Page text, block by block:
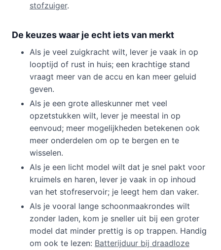
stofzuiger.
De keuzes waar je echt iets van merkt
Als je veel zuigkracht wilt, lever je vaak in op
looptijd of rust in huis; een krachtige stand
vraagt meer van de accu en kan meer geluid
geven.
Als je een grote alleskunner met veel
opzetstukken wilt, lever je meestal in op
eenvoud; meer mogelijkheden betekenen ook
meer onderdelen om op te bergen en te
wisselen.
Als je een licht model wilt dat je snel pakt voor
kruimels en haren, lever je vaak in op inhoud
van het stofreservoir; je leegt hem dan vaker.
Als je vooral lange schoonmaakrondes wilt
zonder laden, kom je sneller uit bij een groter
model dat minder prettig is op trappen. Handig
om ook te lezen: Batterijduur bij draadloze